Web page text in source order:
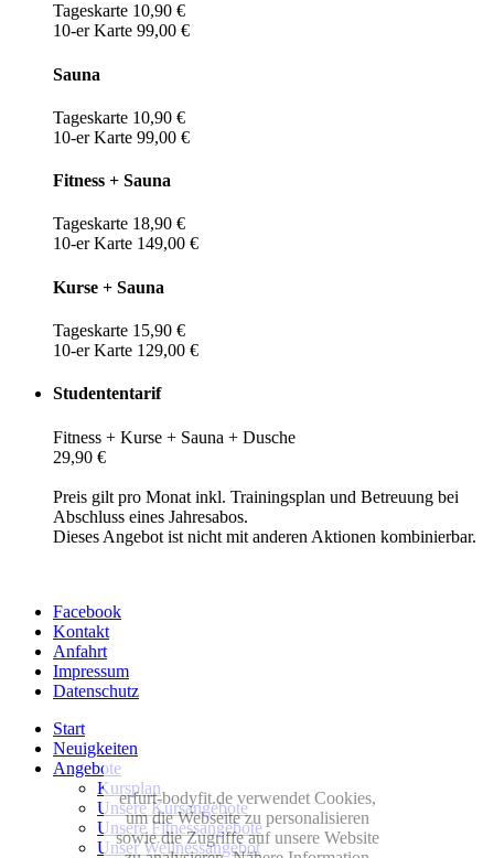
Tageskarte 10,90 €
10-er Karte 99,00 €
Sauna
Tageskarte 10,90 €
10-er Karte 99,00 €
Fitness + Sauna
Tageskarte 18,90 €
10-er Karte 149,00 €
Kurse + Sauna
Tageskarte 15,90 €
10-er Karte 129,00 €
Studententarif
Fitness + Kurse + Sauna + Dusche
29,90 €
Preis gilt pro Monat inkl. Trainingsplan und Betreuung bei
Abschluss eines Jahresabos.
Dieses Angebot ist nicht mit anderen Aktionen kombinierbar.
Facebook
Kontakt
Anfahrt
Impressum
Datenschutz
Start
Neuigkeiten
Angebote
Kursplan
Unsere Kursangebote
Unsere Fitnessangebote
Unser Wellnessangebot
erfurt-bodyfit.de verwendet Cookies,
um die Webseite zu personalisieren
sowie die Zugriffe auf unsere Website